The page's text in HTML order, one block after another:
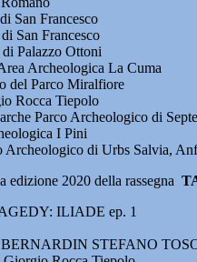
San Francesco
San Francesco
Palazzo Ottoni
Archeologica La Cuma
del Parco Miralfiore
Rocca Tiepolo
Parco Archeologico di
I Pini
Archeologico di Urbs Salvia,
edizione 2020 della rassegna
ILIADE ep. 1
STEFANO